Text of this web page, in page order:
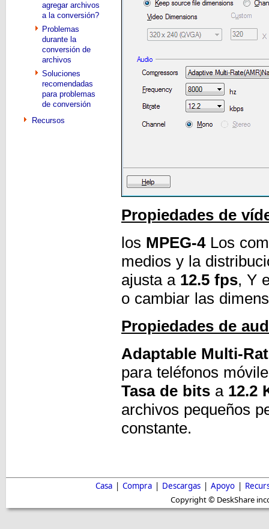
agregar archivos
a la conversión?
Problemas
durante la
conversión de
archivos
Soluciones
recomendadas
para problemas
de conversión
Recursos
Propiedades de
los MPEG-4Los
medios y la
ajusta a 12.5 fps, Y
o cambiar las
Propiedades de
Adaptable Multi-
para teléfonos
Tasa de bits a 12.2
archivos pequeños
constante.
Casa | Compra | Descargas | Apoyo |
Copyright © DeskShare